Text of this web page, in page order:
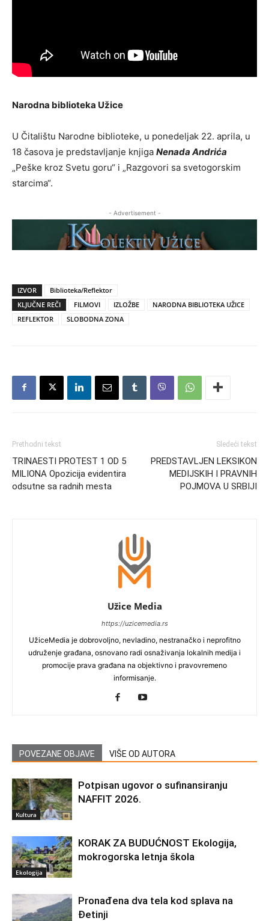
Narodna biblioteka Užice
U Čitalištu Narodne biblioteke, u ponedeljak 22. aprila, u
18 časova je predstavljanje knjiga Nenada Andrića
„Peške kroz Svetu goru“ i „Razgovori sa svetogorskim
starcima“.
- Advertisement -
IZVOR
Biblioteka/Reflektor
KLJUČNE REČI
FILMOVI IZLOŽBE
NARODNA BIBLIOTEKA UŽICE
REFLEKTOR
SLOBODNA ZONA
Prethodni tekst
TRINAESTI PROTEST 1 OD 5
MILIONA Opozicija evidentira
odsutne sa radnih mesta
Sledeći tekst
PREDSTAVLJEN LEKSIKON
MEDIJSKIH I PRAVNIH
POJMOVA U SRBIJI
Užice Media
https://uzicemedia.rs
UžiceMedia je dobrovoljno, nevladino, nestranačko i neprofitno
udruženje građana, osnovano radi osnaživanja lokalnih medija i
promocije prava građana na objektivno i pravovremeno
informisanje.
POVEZANE OBJAVE VIŠE OD AUTORA
Kultura
Potpisan ugovor o sufinansiranju
NAFFIT 2026.
Ekologija
KORAK ZA BUDUĆNOST Ekologija,
mokrogorska letnja škola
Pronađena dva tela kod splava na
Đetinji